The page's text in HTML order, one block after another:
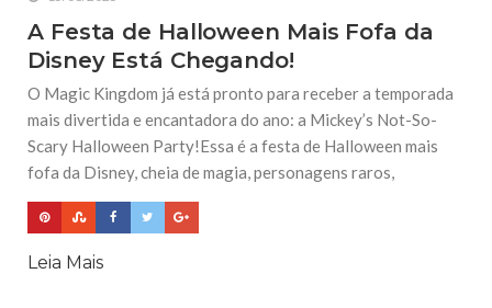
A Festa de Halloween Mais Fofa da
Disney Está Chegando!
O Magic Kingdom já está pronto para receber a temporada
mais divertida e encantadora do ano: a Mickey’s Not-So-
Scary Halloween Party!Essa é a festa de Halloween mais
fofa da Disney, cheia de magia, personagens raros,
Leia Mais